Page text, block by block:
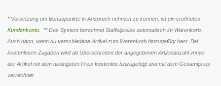
* Vorsetzung um Bonuspunkte in Anspruch nehmen zu können, ist ein eröffnetes
Kundenkonto . ** Das System berechnet Staffelpreise automatisch im Warenkorb.
Auch dann, wenn du verschiedene Artikel zum Warenkorb hinzugefügt hast. Bei
kostenlosen Zugaben wird ab Überschreiten der angegebenen Artikelanzahl immer
der Artikel mit dem niedrigsten Preis kostenlos hinzugefügt und mit dem Gesamtpreis
verrechnet.